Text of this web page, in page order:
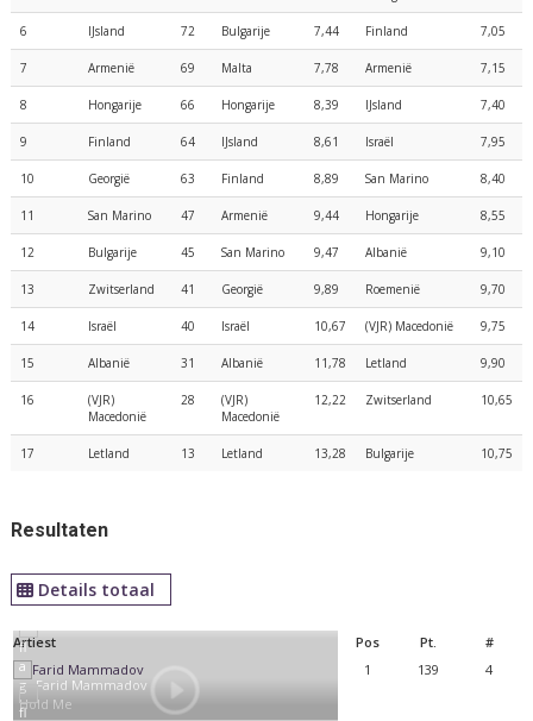
6 IJsland 72 Bulgarije 7,44 Finland 7,05
7 Armenië 69 Malta 7,78 Armenië 7,15
8 Hongarije 66 Hongarije 8,39 IJsland 7,40
9 Finland 64 IJsland 8,61 Israël 7,95
10 Georgië 63 Finland 8,89 San Marino 8,40
11 San Marino 47 Armenië 9,44 Hongarije 8,55
12 Bulgarije 45 San Marino 9,47 Albanië 9,10
13 Zwitserland 41 Georgië 9,89 Roemenië 9,70
14 Israël 40 Israël 10,67 (VJR) Macedonië 9,75
15 Albanië 31 Albanië 11,78 Letland 9,90
16
(VJR)
Macedonië
28
(VJR)
Macedonië
12,22 Zwitserland 10,65
17 Letland 13 Letland 13,28 Bulgarije 10,75
Resultaten
Details totaal
Artiest Pos Pt. #
Farid Mammadov
Hold Me
1 139 4